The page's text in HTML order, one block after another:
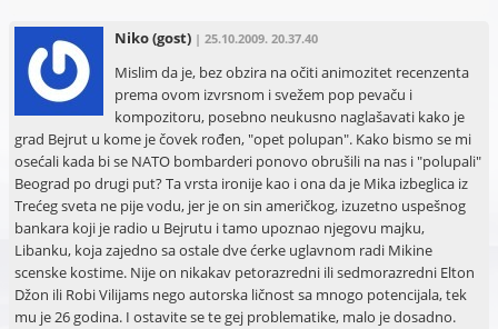
Niko(gost) | 25.10.2009. 20.37.40
Mislim da je, bez obzira na očiti animozitet recenzenta
prema ovom izvrsnom i svežem pop pevaču i
kompozitoru, posebno neukusno naglašavati kako je
grad Bejrut u kome je čovek rođen, "opet polupan". Kako bismo se mi
osećali kada bi se NATO bombarderi ponovo obrušili na nas i "polupali"
Beograd po drugi put? Ta vrsta ironije kao i ona da je Mika izbeglica iz
Trećeg sveta ne pije vodu, jer je on sin američkog, izuzetno uspešnog
bankara koji je radio u Bejrutu i tamo upoznao njegovu majku,
Libanku, koja zajedno sa ostale dve ćerke uglavnom radi Mikine
scenske kostime. Nije on nikakav petorazredni ili sedmorazredni Elton
Džon ili Robi Vilijams nego autorska ličnost sa mnogo potencijala, tek
mu je 26 godina. I ostavite se te gej problematike, malo je dosadno.